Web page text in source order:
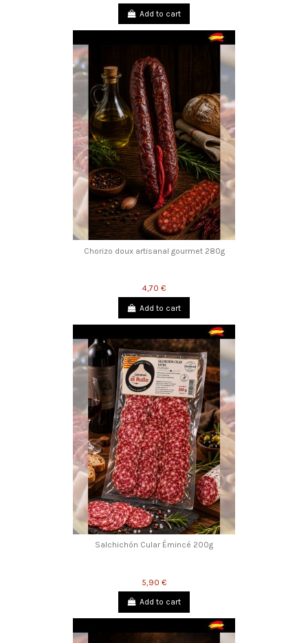
Add to cart
Chorizo ​​doux artisanal gourmet 280g
4,70 €
Add to cart
Salchichón Cular Émincé 200g
5,90 €
Add to cart